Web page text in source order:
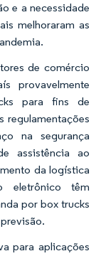
e a necessidade
melhoraram as
de comércio
provavelmente
para fins de
regulamentações
na segurança
assistência ao
da logística
eletrônico têm
por box trucks
para aplicações